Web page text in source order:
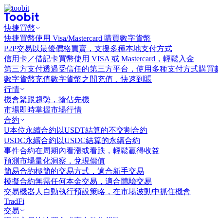
快捷買幣
快捷買幣使用 Visa/Mastercard 購買數字貨幣
P2P交易 以最優價格買賣，支援多種本地支付方式
信用卡／借記卡買幣使用 VISA 或 Mastercard，輕鬆入金
第三方支付透過受信任的第三方平台，使用多種支付方式購買
數字貨幣充值數字貨幣之間充值，快速到賬
行情
機會緊跟趨勢，搶佔先機
市場即時掌握市場行情
合約
U本位永續合約 以USDT結算的不交割合約
USDC永續合約 以USDC結算的永續合約
事件合約在周期內看漲或看跌，輕鬆贏得收益
預測市場量化洞察，兌現價值
簡易合約極簡的交易方式，適合新手交易
模擬合約無需任何本金交易，適合體驗交易
交易機器人 自動執行預設策略，在市場波動中抓住機會
TradFi
交易